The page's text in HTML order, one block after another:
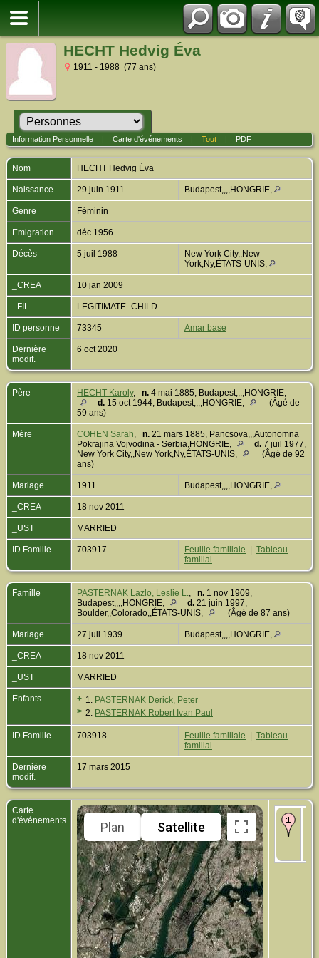
HECHT Hedvig Éva
1911 - 1988 (77 ans)
Information Personnelle| Carte d'événements Tout| PDF
Nom HECHT Hedvig Éva
Naissance 29 juin 1911 Budapest,,,,HONGRIE,
Genre Féminin
Emigration déc 1956
Décès 5 juil 1988
New York City,,New
York,Ny,ÉTATS-UNIS,
_CREA 10 jan 2009
_FIL LEGITIMATE_CHILD
ID personne 73345 Amar base
Dernière
modif.
6 oct 2020
Père HECHT Karoly, n. 4 mai 1885, Budapest,,,,HONGRIE,
d. 15 oct 1944, Budapest,,,,HONGRIE,
(Âgé de
59 ans)
Mère COHEN Sarah, n. 21 mars 1885, Pancsova,,,Autonomna
Pokrajina Vojvodina - Serbia,HONGRIE,
d. 7 juil 1977,
New York City,,New York,Ny,ÉTATS-UNIS,
(Âgé de 92
ans)
Mariage 1911 Budapest,,,,HONGRIE,
_CREA 18 nov 2011
_UST MARRIED
ID Famille 703917 Feuille familiale
Tableau
familial
Famille PASTERNAK Lazlo, Leslie L., n. 1 nov 1909,
Budapest,,,,HONGRIE,
d. 21 juin 1997,
Boulder,,Colorado,,ÉTATS-UNIS,
(Âgé de 87 ans)
Mariage 27 juil 1939 Budapest,,,,HONGRIE,
_CREA 18 nov 2011
_UST MARRIED
Enfants + 1. PASTERNAK Derick, Peter
> 2. PASTERNAK Robert Ivan Paul
ID Famille 703918 Feuille familiale
Tableau
familial
Dernière
modif.
17 mars 2015
Carte
d'événements
Plan Satellite